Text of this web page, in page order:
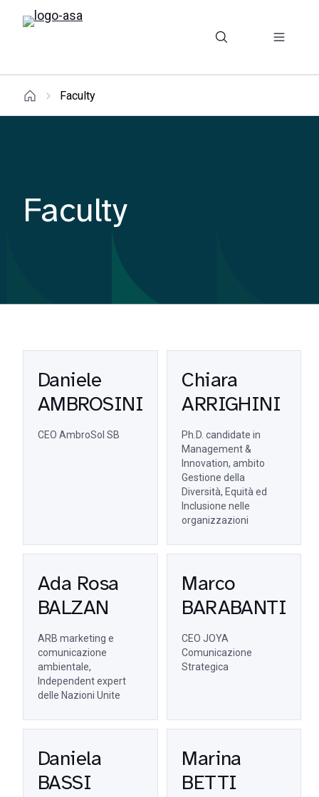
Faculty
Faculty
Daniele
AMBROSINI
CEO AmbroSol SB
Chiara
ARRIGHINI
Ph.D. candidate in
Management &
Innovation, ambito
Gestione della
Diversità, Equità ed
Inclusione nelle
organizzazioni
Ada Rosa
BALZAN
ARB marketing e
comunicazione
ambientale,
Independent expert
delle Nazioni Unite
Marco
BARABANTI
CEO JOYA
Comunicazione
Strategica
Daniela
BASSI
Marina
BETTI